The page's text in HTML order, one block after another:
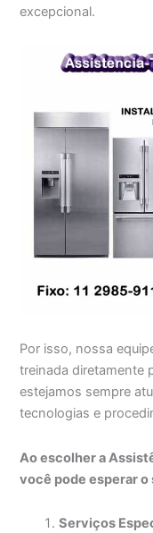
excepcional.
Por isso, nossa
treinada diretamente
estejamos sempre
tecnologias e
Ao escolher a
você pode esperar
Serviços